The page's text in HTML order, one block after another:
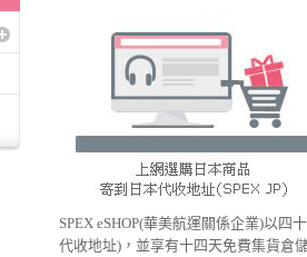
SPEX eSHOP(華美航運關係企業)以四
代收地址)，並享有十四天免費集貨倉